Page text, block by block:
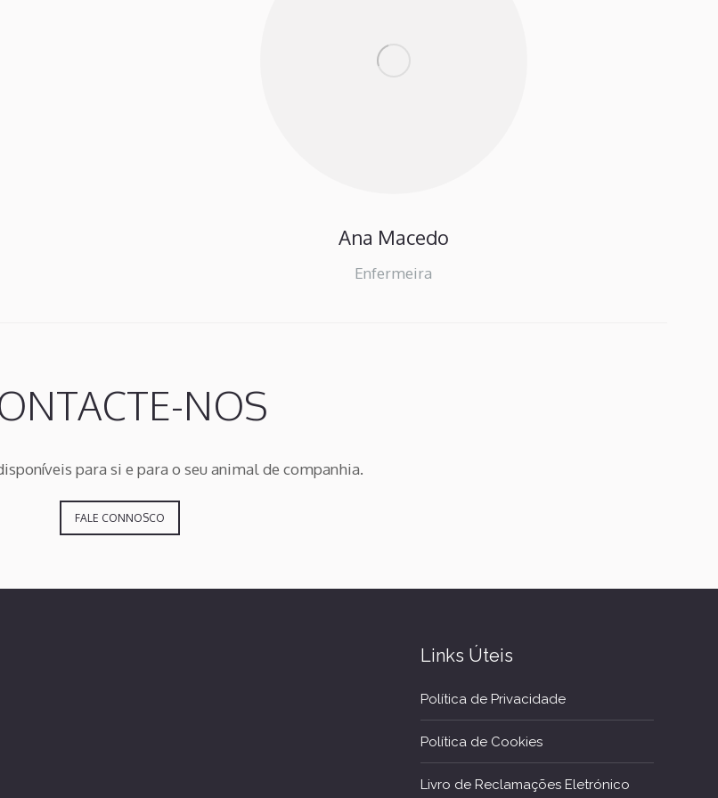
Ana Macedo
Enfermeira
NOS
para si e para o seu animal de companhia.
FALE CONNOSCO
Links Úteis
Política de Privacidade
Política de Cookies
Livro de Reclamações Eletrónico